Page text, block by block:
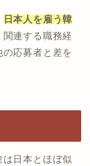
日本人を雇う韓
関連する職務経
応募者と差を
日本とほぼ似